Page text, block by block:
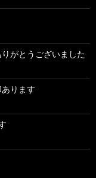
がとうございました
ります